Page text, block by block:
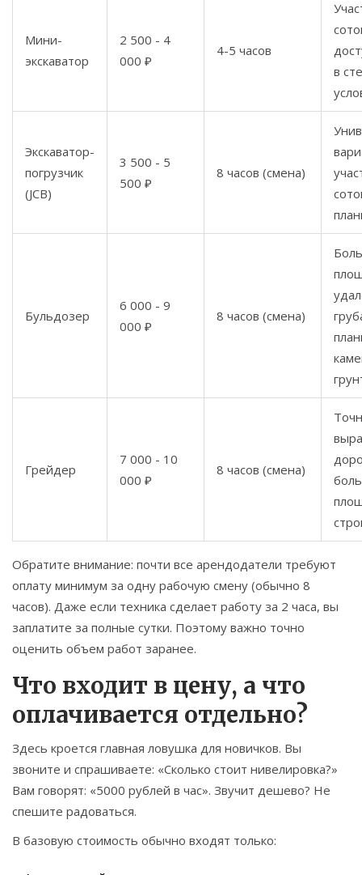
Мини-
экскаватор
2 500 - 4
000 ₽
4-5 часов
в
Экскаватор-
погрузчик
(JCB)
3 500 - 5
500 ₽
8 часов (смена)
Бульдозер
6 000 - 9
000 ₽
8 часов (смена)
Грейдер
7 000 - 10
000 ₽
8 часов (смена)
Обратите внимание: почти все арендодатели требуют
оплату минимум за одну рабочую смену (обычно 8
часов). Даже если техника сделает работу за 2 часа, вы
заплатите за полные сутки. Поэтому важно точно
оценить объем работ заранее.
Что входит в цену, а что
оплачивается отдельно?
Здесь кроется главная ловушка для новичков. Вы
звоните и спрашиваете: «Сколько стоит нивелировка?»
Вам говорят: «5000 рублей в час». Звучит дешево? Не
спешите радоваться.
В базовую стоимость обычно входят только: